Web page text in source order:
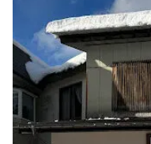
会員情報
資料ダウンロード